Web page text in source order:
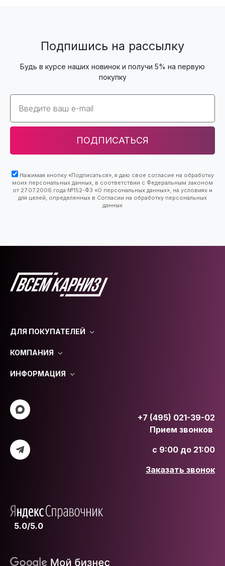
Подпишись на рассылку
Будь в курсе наших новинок и получи 5% на первую
покупку
Email
ПОДПИСАТЬСЯ
Нажимая кнопку «Подписаться», я даю свое согласие на обработку
моих персональных данных, в соответствии с Федеральным законом
от 27.07.2006 года №152-ФЗ «О персональных данных», на условиях и
для целей, определенных в Согласии на обработку персональных
данных
ДЛЯ ПОКУПАТЕЛЕЙ
КОМПАНИЯ
ИНФОРМАЦИЯ
+7 (495) 021-39-02
Прием звонков
с 9:00 до 21:00
Заказать звонок
5.0/5.0